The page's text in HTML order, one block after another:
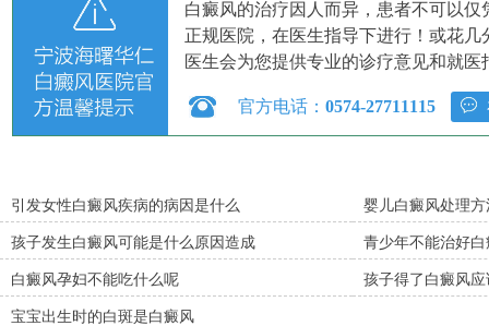
白癜风的治疗因人而异，患者不可以
正规医院，在医生指导下进行！或花
医生会为您提供专业的诊疗意见和就医
官方电话： 0574-27711115
引发女性白癜风疾病的病因是什么 婴儿白癜风处理方
孩子发生白癜风可能是什么原因造成 青少年不能治好
白癜风孕妇不能吃什么呢 孩子得了白癜风
宝宝出生时的白斑是白癜风